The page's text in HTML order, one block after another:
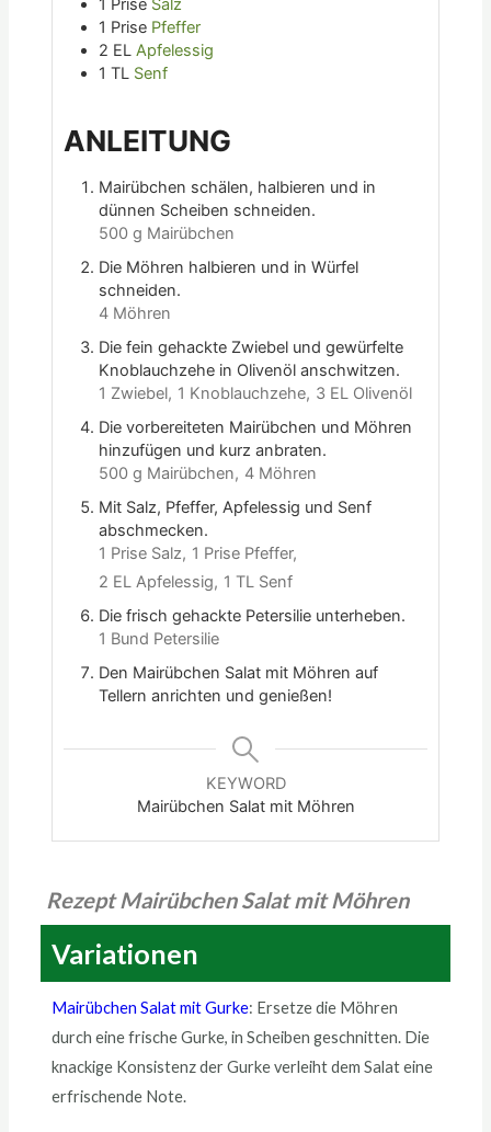
1 Prise Salz
1 Prise Pfeffer
2 EL Apfelessig
1 TL Senf
ANLEITUNG
Mairübchen schälen, halbieren und in
dünnen Scheiben schneiden.
500 g Mairübchen
Die Möhren halbieren und in Würfel
schneiden.
4 Möhren
Die fein gehackte Zwiebel und gewürfelte
Knoblauchzehe in Olivenöl anschwitzen.
1 Zwiebel, 1 Knoblauchzehe, 3 EL Olivenöl
Die vorbereiteten Mairübchen und Möhren
hinzufügen und kurz anbraten.
500 g Mairübchen, 4 Möhren
Mit Salz, Pfeffer, Apfelessig und Senf
abschmecken.
1 Prise Salz, 1 Prise Pfeffer,
2 EL Apfelessig, 1 TL Senf
Die frisch gehackte Petersilie unterheben.
1 Bund Petersilie
Den Mairübchen Salat mit Möhren auf
Tellern anrichten und genießen!
KEYWORD
Mairübchen Salat mit Möhren
Rezept Mairübchen Salat mit Möhren
Variationen
Mairübchen Salat mit Gurke: Ersetze die Möhren
durch eine frische Gurke, in Scheiben geschnitten. Die
knackige Konsistenz der Gurke verleiht dem Salat eine
erfrischende Note.